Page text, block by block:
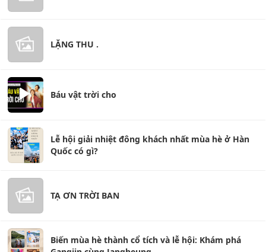
LẶNG THU .
Báu vật trời cho
Lễ hội giải nhiệt đông khách nhất mùa hè ở Hàn
Quốc có gì?
TẠ ƠN TRỜI BAN
Biến mùa hè thành cổ tích và lễ hội: Khám phá